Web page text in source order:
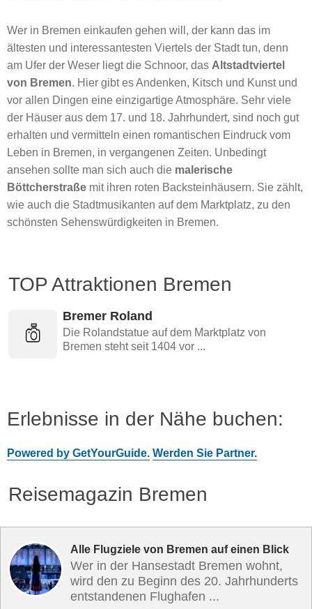
Wer in Bremen einkaufen gehen will, der kann das im
ältesten und interessantesten Viertels der Stadt tun, denn
am Ufer der Weser liegt die Schnoor, das Altstadtviertel
von Bremen. Hier gibt es Andenken, Kitsch und Kunst und
vor allen Dingen eine einzigartige Atmosphäre. Sehr viele
der Häuser aus dem 17. und 18. Jahrhundert, sind noch gut
erhalten und vermitteln einen romantischen Eindruck vom
Leben in Bremen, in vergangenen Zeiten. Unbedingt
ansehen sollte man sich auch die malerische
Böttcherstraße mit ihren roten Backsteinhäusern. Sie zählt,
wie auch die Stadtmusikanten auf dem Marktplatz, zu den
schönsten Sehenswürdigkeiten in Bremen.
TOP Attraktionen Bremen
Bremer Roland
Die Rolandstatue auf dem Marktplatz von
Bremen steht seit 1404 vor ...
Erlebnisse in der Nähe buchen:
Powered by GetYourGuide. Werden Sie Partner.
Reisemagazin Bremen
Alle Flugziele von Bremen auf einen Blick
Wer in der Hansestadt Bremen wohnt,
wird den zu Beginn des 20. Jahrhunderts
entstandenen Flughafen ...